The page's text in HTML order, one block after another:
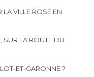
LA VILLE ROSE EN
SUR LA ROUTE DU
ET-GARONNE ?